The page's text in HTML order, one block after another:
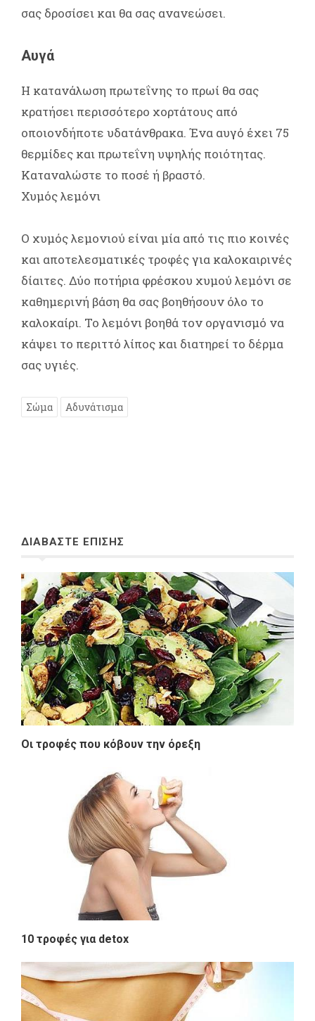
σας δροσίσει και θα σας ανανεώσει.
Αυγά
Η κατανάλωση πρωτεΐνης το πρωί θα σας
κρατήσει περισσότερο χορτάτους από
οποιονδήποτε υδατάνθρακα. Ένα αυγό έχει 75
θερμίδες και πρωτεΐνη υψηλής ποιότητας.
Καταναλώστε το ποσέ ή βραστό.
Χυμός λεμόνι
Ο χυμός λεμονιού είναι μία από τις πιο κοινές
και αποτελεσματικές τροφές για καλοκαιρινές
δίαιτες. Δύο ποτήρια φρέσκου χυμού λεμόνι σε
καθημερινή βάση θα σας βοηθήσουν όλο το
καλοκαίρι. Το λεμόνι βοηθά τον οργανισμό να
κάψει το περιττό λίπος και διατηρεί το δέρμα
σας υγιές.
Σώμα Αδυνάτισμα
ΔΙΑΒΑΣΤΕ ΕΠΙΣΗΣ
Οι τροφές που κόβουν την όρεξη
10 τροφές για detox